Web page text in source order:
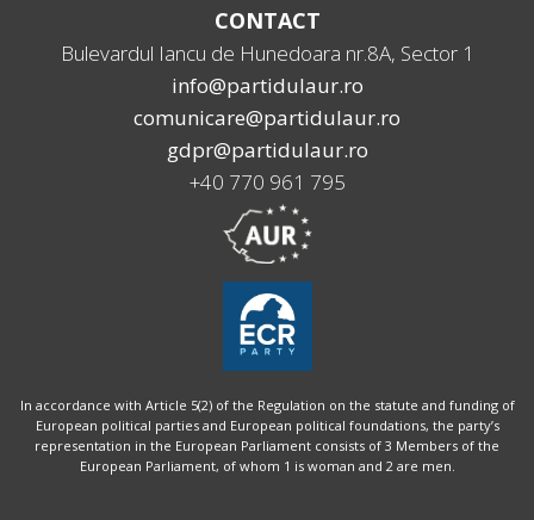
CONTACT
Bulevardul Iancu de Hunedoara nr.8A, Sector 1
info@partidulaur.ro
comunicare@partidulaur.ro
gdpr@partidulaur.ro
+40 770 961 795
In accordance with Article 5(2) of the Regulation on the statute and funding of
European political parties and European political foundations, the party’s
representation in the European Parliament consists of 3 Members of the
European Parliament, of whom 1 is woman and 2 are men.